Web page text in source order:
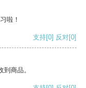
啦！
支持[0] 反对[0]
商品。